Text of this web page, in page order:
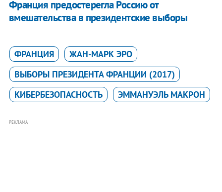
Франция предостерегла Россию от
вмешательства в президентские выборы
ФРАНЦИЯ
ЖАН-МАРК ЭРО
ВЫБОРЫ ПРЕЗИДЕНТА ФРАНЦИИ (2017)
КИБЕРБЕЗОПАСНОСТЬ
ЭММАНУЭЛЬ МАКРОН
РЕКЛАМА